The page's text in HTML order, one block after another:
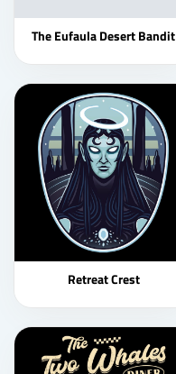
The Eufaula Desert Bandit
Retreat Crest